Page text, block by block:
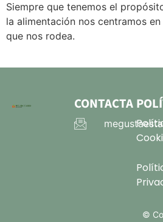
Siempre que tenemos el
la alimentación nos centramos
que nos rodea.
CONTACTA
©